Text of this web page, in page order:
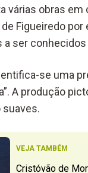
várias obras
Figueiredo
ser
se uma
A produção
VEJA TAMBÉM
Cristóvão de